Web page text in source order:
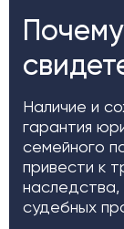
Наличие и
гарантия
семейного
привести к
судебных